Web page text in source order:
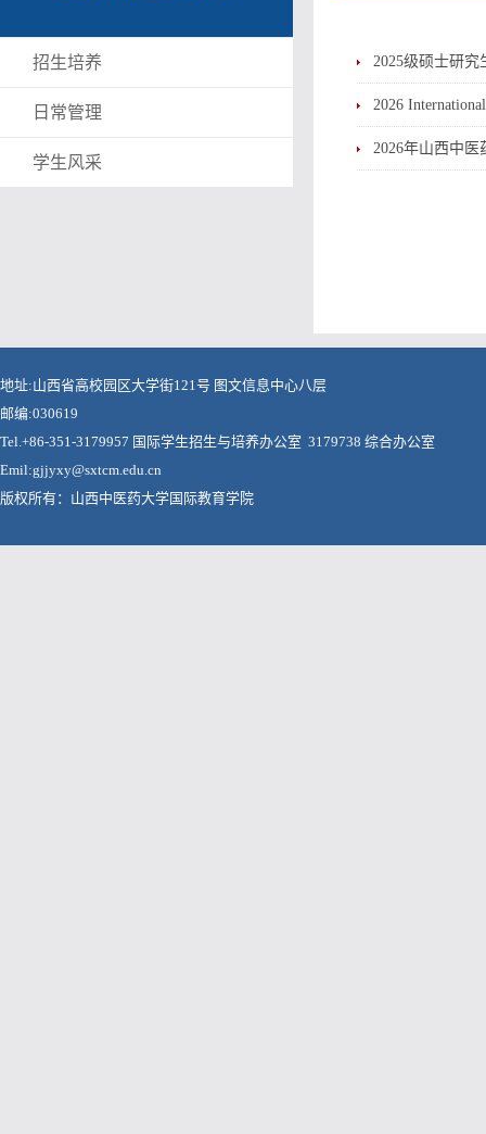
招生培养
日常管理
学生风采
2025级硕士研
2026
2026年山西中
地址:山西省高校园区大学街121号 图文信息中心八层
邮编:030619
Tel.+86-351-3179957 国际学生招生与培养办公室 3179738 综合办公室
Emil:gjjyxy@sxtcm.edu.cn
版权所有：山西中医药大学国际教育学院